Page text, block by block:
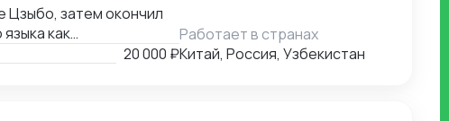
Цзыбо, затем окончил
как
20 000 ₽
Работает в странах
Китай, Россия, Узбекистан